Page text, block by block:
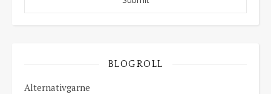
BLOGROLL
Alternativgarne